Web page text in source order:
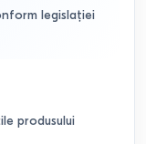
legislației
produsului